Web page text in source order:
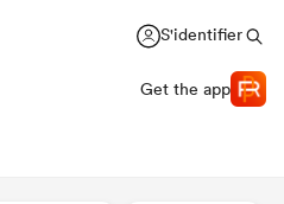
S'identifier
Get the app